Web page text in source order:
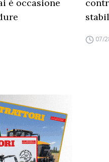
è occasione
07/